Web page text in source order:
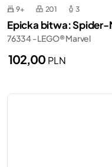
9+ 201 3
Epicka bitwa: Spider-
76334 - LEGO® Marvel
102,00 PLN